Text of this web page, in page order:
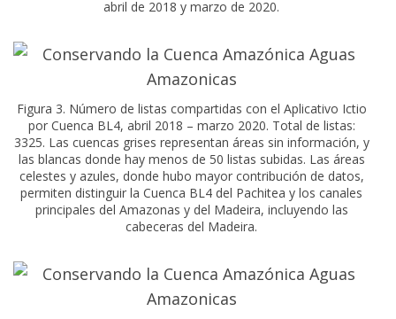
abril de 2018 y marzo de 2020.
Figura 3. Número de listas compartidas con el Aplicativo Ictio
por Cuenca BL4, abril 2018 – marzo 2020. Total de listas:
3325. Las cuencas grises representan áreas sin información, y
las blancas donde hay menos de 50 listas subidas. Las áreas
celestes y azules, donde hubo mayor contribución de datos,
permiten distinguir la Cuenca BL4 del Pachitea y los canales
principales del Amazonas y del Madeira, incluyendo las
cabeceras del Madeira.